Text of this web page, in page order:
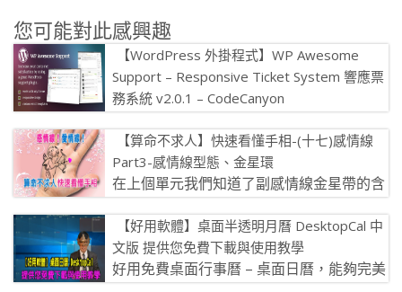
您可能對此感興趣
【WordPress 外掛程式】WP Awesome
Support – Responsive Ticket System 響應票
務系統 v2.0.1 – CodeCanyon
們正在尋找一個支援/票務外掛程式加入到我們現用的使用
的Word […]
【算命不求人】快速看懂手相-(十七)感情線
Part3-感情線型態、金星環
在上個單元我們知道了副感情線金星帶的含
個金星環分別出現在手指根部的掌丘時 […]
【好用軟體】桌面半透明月曆 DesktopCal 中
文版 提供您免費下載與使用教學
好用免費桌面行事曆 – 桌面日曆，能夠完美